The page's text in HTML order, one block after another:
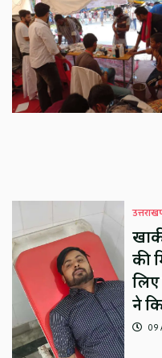
की
ने
09